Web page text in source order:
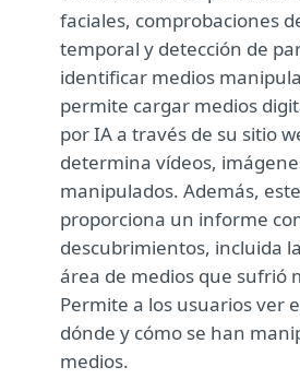
faciales, comprobaciones
temporal y detección de
identificar medios
permite cargar medios
por IA a través de su sitio
determina vídeos,
manipulados. Además,
proporciona un informe
descubrimientos, incluida
área de medios que sufrió
Permite a los usuarios ver
dónde y cómo se han
medios.